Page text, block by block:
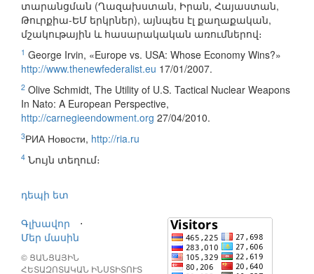
տարանցման (Ղազախստան, Իրան, Հայաստան,
Թուրքիա-ԵՄ երկրներ), այնպես էլ քաղաքական,
մշակութային և հասարակական առումներով։
1 George Irvin, «Europe vs. USA: Whose Economy Wins?»
http://www.thenewfederalist.eu 17/01/2007.
2 Olive Schmidt, The Utility of U.S. Tactical Nuclear Weapons
In Nato: A European Perspective,
http://carnegieendowment.org 27/04/2010.
3РИА Новости, http://ria.ru
4 Նույն տեղում։
դեպի ետ
Գլխավոր
⋅
Մեր մասին
© ՑԱՆՑԱՅԻՆ
ՀԵՏԱԶՈՏԱԿԱՆ ԻՆՍՏԻՏՈՒՏ